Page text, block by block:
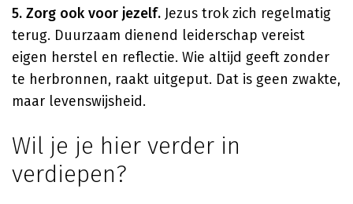
5. Zorg ook voor jezelf. Jezus trok zich regelmatig
terug. Duurzaam dienend leiderschap vereist
eigen herstel en reflectie. Wie altijd geeft zonder
te herbronnen, raakt uitgeput. Dat is geen zwakte,
maar levenswijsheid.
Wil je je hier verder in
verdiepen?